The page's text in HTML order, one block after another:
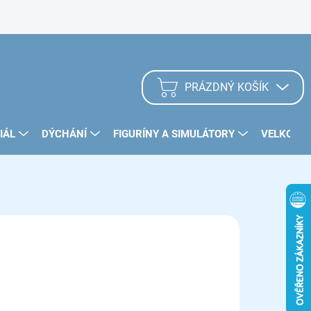
NÁKUPNÍ
KOŠÍK
PRÁZDNÝ KOŠÍK
DÝCHÁNÍ FIGURÍNY A SIMULÁTORY